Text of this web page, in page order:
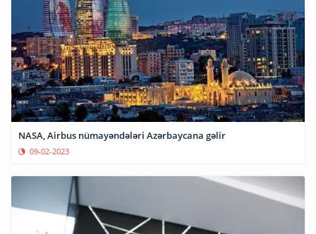
NASA, Airbus nümayəndələri Azərbaycana gəlir
09-02-2023